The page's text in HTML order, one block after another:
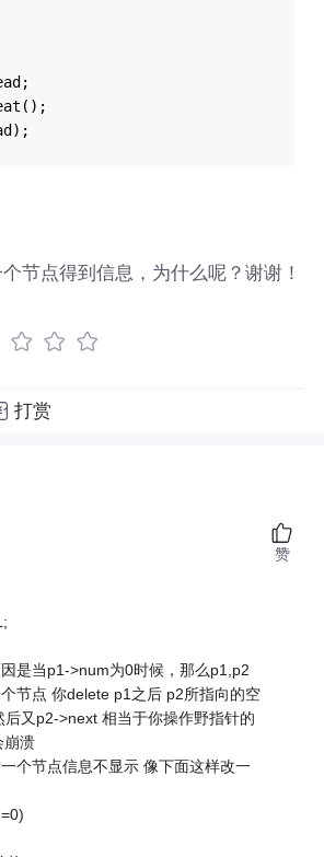
节点得到信息，为什么呢？谢谢！
打赏
是当p1->num为0时候，那么p1,p2
节点 你delete p1之后 p2所指向的空
后又p2->next 相当于你操作野指针的
崩溃
个节点信息不显示 像下面这样改一
赞